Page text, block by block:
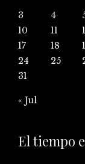
3
4
10
11
17
18
24
25
31
« Jul
El tiempo